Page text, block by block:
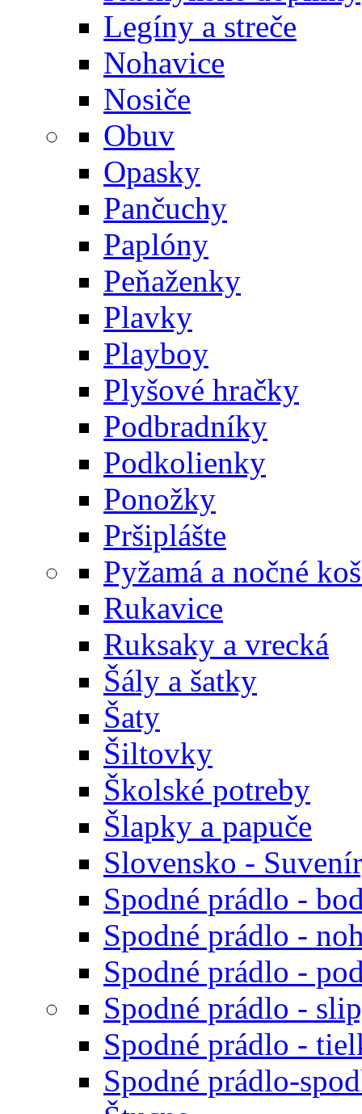
Legíny a streče
Nohavice
Nosiče
Obuv
Opasky
Pančuchy
Paplóny
Peňaženky
Plavky
Playboy
Plyšové hračky
Podbradníky
Podkolienky
Ponožky
Pršiplášte
Pyžamá a nočné
Rukavice
Ruksaky a vrecká
Šály a šatky
Šaty
Šiltovky
Školské potreby
Šlapky a papuče
Slovensko -
Spodné prádlo -
Spodné prádlo -
Spodné prádlo -
Spodné prádlo -
Spodné prádlo -
Spodné prádlo-